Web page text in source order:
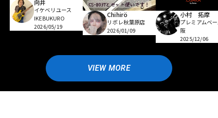
向井
イケベリユース
IKEBUKURO
2026/05/19
Chihirö
リボレ秋葉原店
2026/01/09
小村 拓摩
プレミアムベ
阪
2025/12/06
VIEW MORE